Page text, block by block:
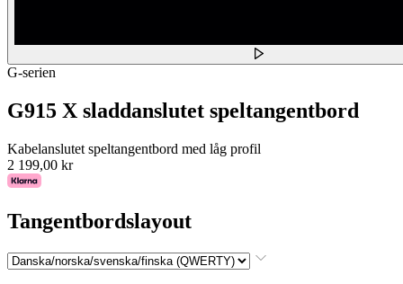
G-serien
G915 X sladdanslutet speltangentbord
Kabelanslutet speltangentbord med låg profil
2 199,00 kr
Tangentbordslayout